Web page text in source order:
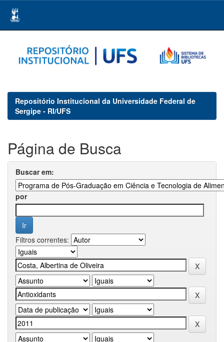
navigation
Repositório Institucional da Universidade Federal de
Sergipe - RI/UFS
Página de Busca
Buscar em:
por
Filtros correntes: